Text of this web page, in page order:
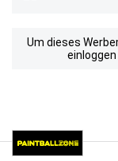
Um dieses